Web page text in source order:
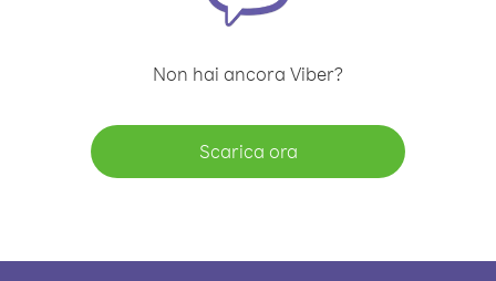
Non hai ancora Viber?
Scarica ora